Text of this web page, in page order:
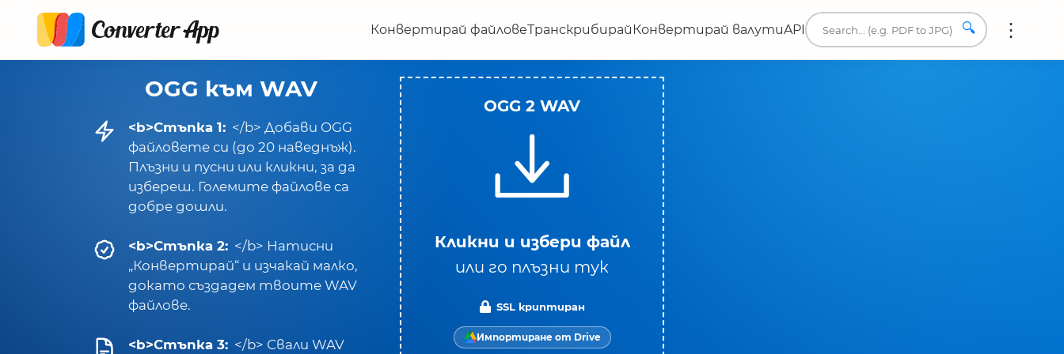
Конвертирай файловеТранскрибирай Конвертирай валутиAPI 🔍
OGG към WAV
<b>Стъпка 1: </b> Добави OGG
файловете си (до 20 наведнъж).
Плъзни и пусни или кликни, за да
избереш. Големите файлове са
добре дошли.
<b>Стъпка 2: </b> Натисни
„Конвертирай“ и изчакай малко,
докато създадем твоите WAV
файлове.
<b>Стъпка 3: </b> Свали WAV
OGG 2 WAV
Кликни и избери файл
или го плъзни тук
SSL криптиран
Импортиране от Drive